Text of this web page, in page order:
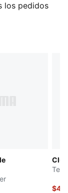
los pedidos